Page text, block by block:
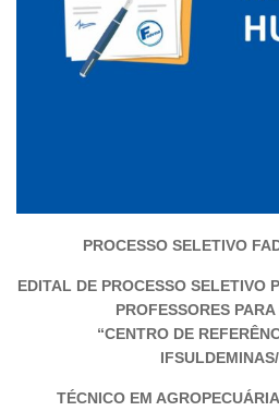
PROCESSO SELETIVO
EDITAL DE PROCESSO SELETIVO
PROFESSORES
“CENTRO DE
TÉCNICO EM